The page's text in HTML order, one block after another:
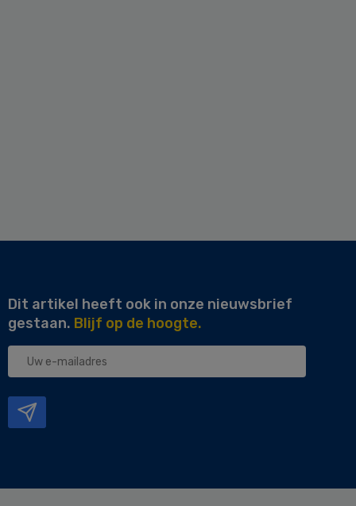
Dit artikel heeft ook in onze nieuwsbrief
gestaan. Blijf op de hoogte.
Uw